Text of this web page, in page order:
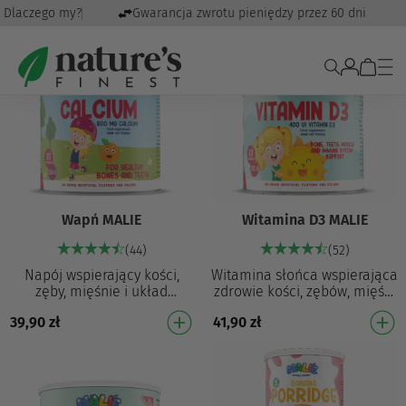
Dlaczego my?
zł Gwarancja zwrotu pieniędzy przez 60 dni
Wapń MALIE
(44)
Napój wspierający kości,
zęby, mięśnie i układ
odpornościowy Wapń w
proszku o świetnym smaku!
39,90zł
Witamina D3 MALIE
(52)
Witamina słońca wspierająca
zdrowie kości, zębów, mięśni
i układu odpornościowego
Witamina D3 w proszku o
41,90zł